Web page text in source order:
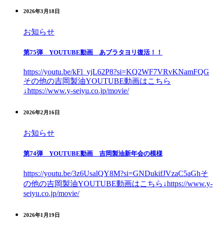
2026年3月18日
お知らせ
第75弾 YOUTUBE動画 あブラタヨリ復活！！
https://youtu.be/kFl_yjL62P8?si=KQ2WF7VRvKNamFQG
その他の吉岡製油YOUTUBE動画はこちら
↓https://www.y-seiyu.co.jp/movie/
2026年2月16日
お知らせ
第74弾 YOUTUBE動画 吉岡製油新年会の模様
https://youtu.be/3z6UsalQY8M?si=GNDukifJVzaC5aGhそ
の他の吉岡製油YOUTUBE動画はこちら↓https://www.y-
seiyu.co.jp/movie/
2026年1月19日